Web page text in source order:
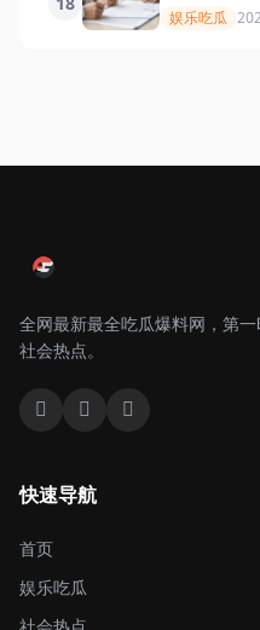
等合约，维
娱乐吃瓜
全网最新最全吃瓜爆料网，第
社会热点。
快速导航
首页
娱乐吃瓜